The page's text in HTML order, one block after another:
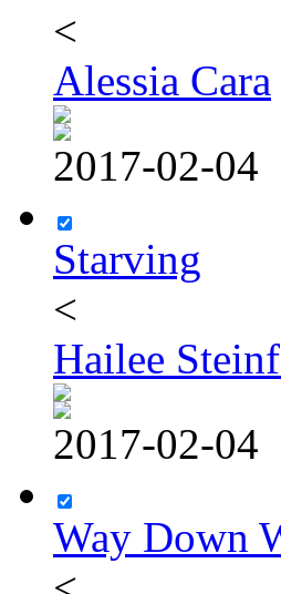
<
Alessia Cara
2017-02-04
Starving
<
Hailee
2017-02-04
Way Down